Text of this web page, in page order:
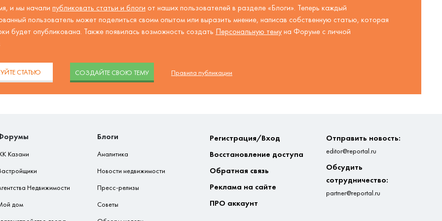
и мы начали публиковать статьи и блоги от наших пользователей в разделе «Блоги». Теперь каждый
пользователь может поделиться своим опытом или выразить мнение, написав собственную статью, которая
будет опубликована. Также появилась возможность создать Персональную тему на Форуме с личной
СТАТЬЮ CОЗДАЙТЕ СВОЮ ТЕМУ Правила публикации
Казани
Недвижимости
дом
Блоги
Аналитика
Новости недвижимости
Пресс-релизы
Советы
Регистрация/Вход
Восстановление доступа
Обратная связь
Реклама на сайте
ПРО аккаунт
Отправить новость:
editor@reportal.ru
Обсудить
сотрудничество:
partner@reportal.ru